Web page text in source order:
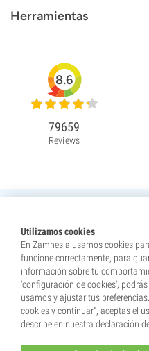
Herramientas
Utilizamos cookies
En Zamnesia usamos cookies
funcione correctamente, para
información sobre tu
'configuración de cookies',
usamos y ajustar tus
cookies y continuar", aceptas el
describe en nuestra declaración
8.6
79659
Reviews